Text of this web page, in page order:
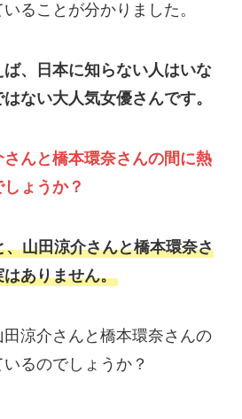
ることが分かりました。
、日本に知らない人はいな
ない大人気女優さんです。
さんと橋本環奈さんの間に熱
ょうか？
山田涼介さんと橋本環奈さ
ありません。
涼介さんと橋本環奈さんの
るのでしょうか？